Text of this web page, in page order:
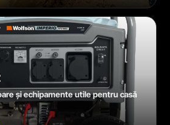
și echipamente utile pentru casă